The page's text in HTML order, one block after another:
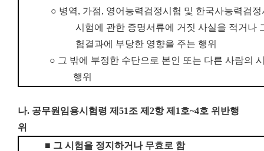
○ 병역, 가점, 영어능력검정시험 및 한국사능력검
시험에 관한 증명서류에 거짓 사실을 적거나
험결과에 부당한 영향을 주는 행위
○ 그 밖에 부정한 수단으로 본인 또는 다른 사람의
행위
나. 공무원임용시험령 제51조 제2항 제1호~4호 위반행
위
■ 그 시험을 정지하거나 무효로 함